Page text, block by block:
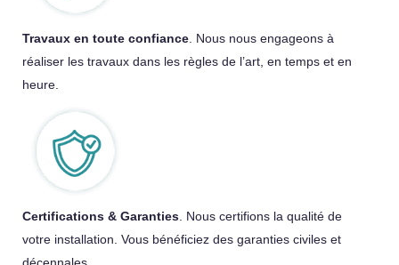
Travaux en toute confiance . Nous nous engageons à
réaliser les travaux dans les règles de l’art, en temps et en
heure.
Certifications & Garanties . Nous certifions la qualité de
votre installation. Vous bénéficiez des garanties civiles et
décennales